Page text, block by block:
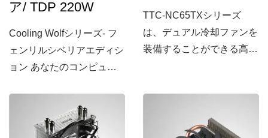
ア/ TDP 220W
Cooling Wolfシリーズ- フ
ェンリルシベリアエディシ
ョン あなたのコンピュー
の巨大なフェンリル冷却フ
ァミリーを受け継いだ、
TTC-NC65TXシリーズ
は、デュアル冷却ファンを
装備することができる高性
却ファンを特徴としてお
り、CPUから熱を効果的